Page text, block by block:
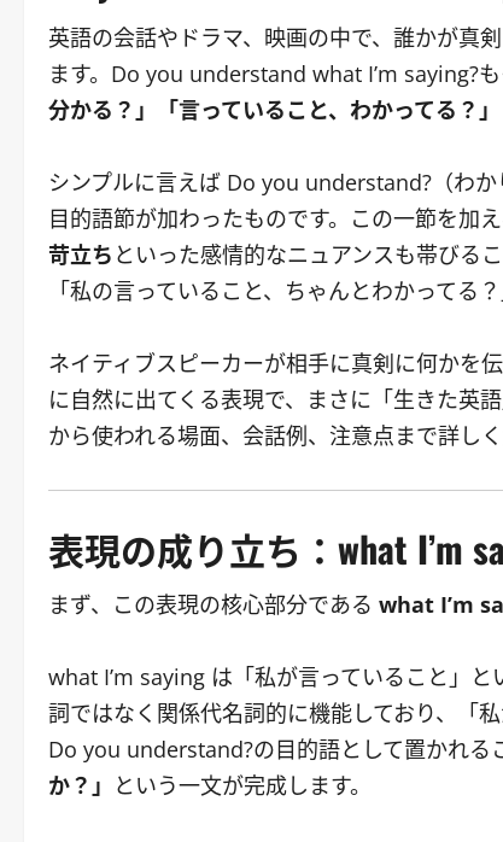
英語の会話やドラマ、映画の中で、誰かが真
ます。Do you understand what I’m saying?も
分かる？」「言っていること、わかってる？
シンプルに言えば Do you understand?（わか
目的語節が加わったものです。この一節を加
苛立ち といった感情的なニュアンスも帯びる
「私の言っていること、ちゃんとわかってる
ネイティブスピーカーが相手に真剣に何かを
に自然に出てくる表現で、まさに「生きた英
から使われる場面、会話例、注意点まで詳しく
表現の成り立ち：what I’m
まず、この表現の核心部分である what I’m
what I’m saying は「私が言っていること」と
詞ではなく関係代名詞的に機能しており、「
Do you understand?の目的語として置かれる
か？」 という一文が完成します。